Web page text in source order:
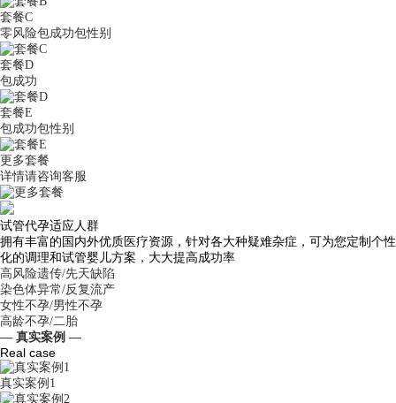
套餐C
零风险包成功包性别
套餐D
包成功
套餐E
包成功包性别
更多套餐
详情请咨询客服
试管代孕适应人群
拥有丰富的国内外优质医疗资源，针对各大种疑难杂症，可为您定制个性
化的调理和试管婴儿方案，大大提高成功率
高风险遗传/先天缺陷
染色体异常/反复流产
女性不孕/男性不孕
高龄不孕/二胎
— 真实案例 —
Real case
真实案例1